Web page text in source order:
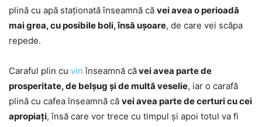
plină cu apă staționată înseamnă că vei avea o perioadă
mai grea, cu posibile boli, însă ușoare, de care vei scăpa
repede.
Caraful plin cu vin înseamnă căvei avea parte de
prosperitate, de belșug și de multă veselie, iar o carafă
plină cu cafea înseamnă că vei avea parte de certuri cu cei
apropiați, însă care vor trece cu timpul și apoi totul va fi